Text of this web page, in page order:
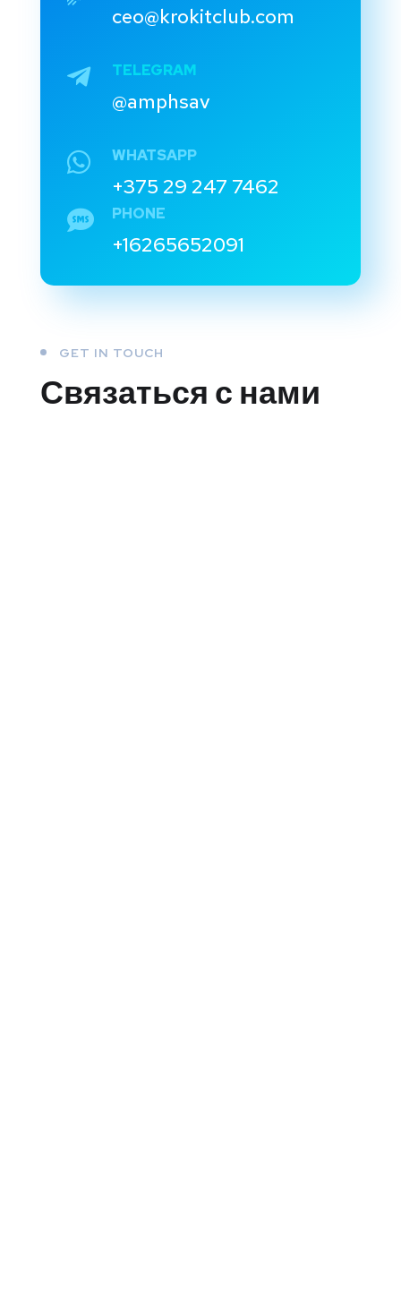
ceo@krokitclub.com
TELEGRAM
@amphsav
WHATSAPP
+375 29 247 7462
PHONE
+16265652091
GET IN TOUCH
Связаться с нами